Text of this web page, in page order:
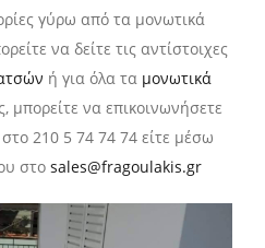
γύρω από τα μονωτικά
να δείτε τις αντίστοιχες
ή για όλα τα μονωτικά
μπορείτε να επικοινωνήσετε
210 5 74 74 74 είτε μέσω
στο sales@fragoulakis.gr